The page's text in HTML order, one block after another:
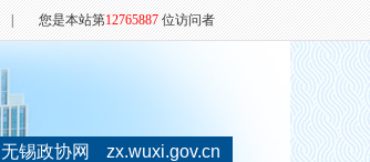
您是本站第12765887 位访问者
无锡政协网 zx.wuxi.gov.cn